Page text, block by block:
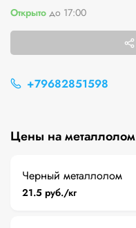
Открыто до 17:00
+79682851598
Цены на металлолом
Черный металлолом
21.5 руб./кг